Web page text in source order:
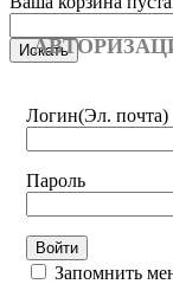
Логин(Эл. почта)
Пароль
Запомнить